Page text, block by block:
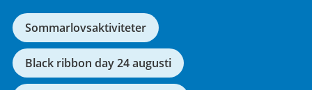
Sommarlovsaktiviteter
Black ribbon day 24 augusti